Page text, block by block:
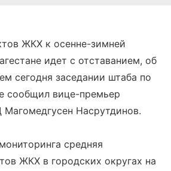
ЖКХ к осенне-зимней
идет с отставанием, об
сегодня заседании штаба по
сообщил вице-премьер
Магомедгусен Насрутдинов.
средняя
ЖКХ в городских округах на